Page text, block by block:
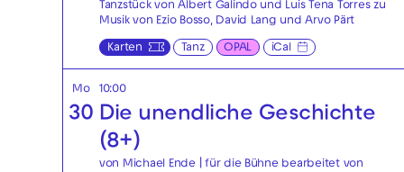
Tanzstück von Albert Galindo und Luis Tena Torres zu
Musik von Ezio Bosso, David Lang und Arvo Pärt
Karten Tanz OPAL iCal
Mo
30
10:00
Die unendliche Geschichte
(8+)
von Michael Ende | für die Bühne bearbeitet von